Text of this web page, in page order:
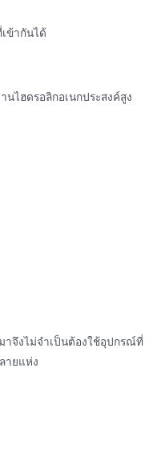
ข้ากันได้
ไฮดรอลิกอเนกประสงค์สูง
าจึงไม่จําเป็นต้องใช้อุปกรณ์ที่
ายแห่ง